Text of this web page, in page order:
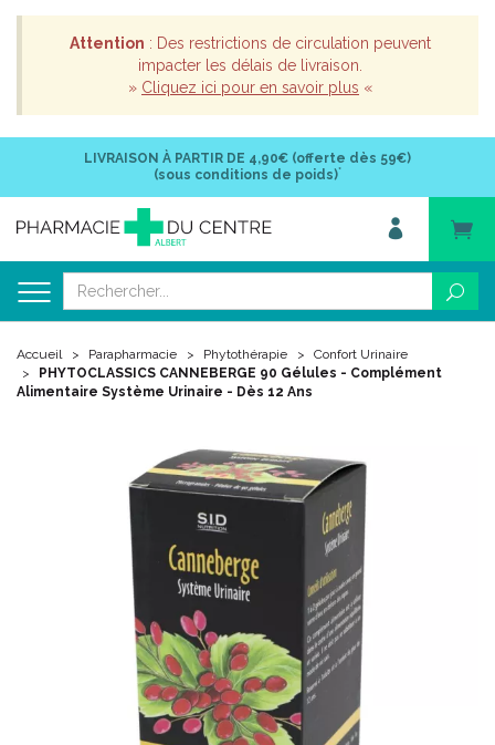
Attention : Des restrictions de circulation peuvent
impacter les délais de livraison.
» Cliquez ici pour en savoir plus «
LIVRAISON À PARTIR DE 4,90€ (offerte dès 59€)
(sous conditions de poids)*
Accueil Parapharmacie Phytothérapie
Confort Urinaire
PHYTOCLASSICS CANNEBERGE 90 Gélules - Complément
Alimentaire Système Urinaire - Dès 12 Ans